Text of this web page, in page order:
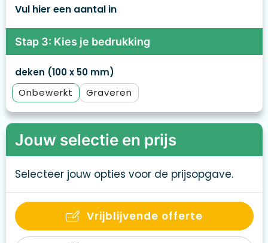
Vul hier een aantal in
Stap 3: Kies je bedrukking
deken (100 x 50 mm)
Onbewerkt
Graveren
Jouw selectie en prijs
Selecteer jouw opties voor de prijsopgave.
Vrijblijvende offerte